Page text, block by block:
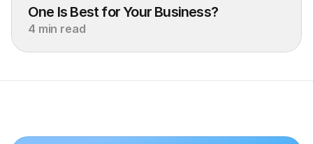
One Is Best for Your Business?
4 min read